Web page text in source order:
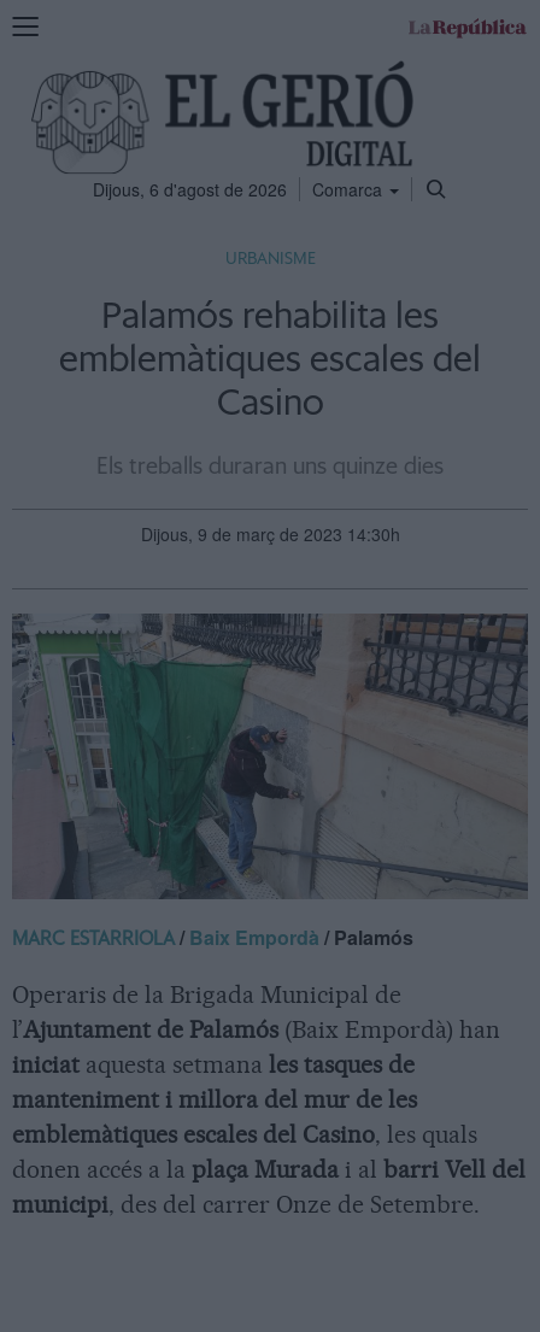
Mostra
navegació
Dijous, 6 d'agost de 2026 Comarca
URBANISME
Palamós rehabilita les
emblemàtiques escales del
Casino
Els treballs duraran uns quinze dies
Dijous, 9 de març de 2023 14:30h
MARC ESTARRIOLA/Baix Empordà / Palamós
Operaris de la Brigada Municipal de
l’Ajuntament de Palamós (Baix Empordà) han
iniciat aquesta setmana les tasques de
manteniment i millora del mur de les
emblemàtiques escales del Casino, les quals
donen accés a la plaça Murada i al barri Vell del
municipi, des del carrer Onze de Setembre.